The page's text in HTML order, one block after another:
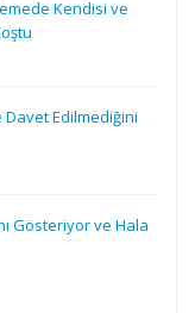
Kendisi ve
Edilmediğini
Gösteriyor ve Hala